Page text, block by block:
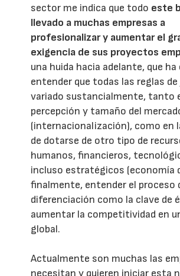
sector me indica que todo este
llevado a muchas empresas a
profesionalizar y aumentar el
exigencia de sus proyectos
una huida hacia adelante, que ha
entender que todas las reglas
variado sustancialmente, tanto
percepción y tamaño del
(internacionalización), como en
de dotarse de otro tipo de
humanos, financieros,
incluso estratégicos (economía
finalmente, entender el proceso
diferenciación como la clave de
aumentar la competitividad en
global.
Actualmente son muchas las
necesitan y quieren iniciar esta